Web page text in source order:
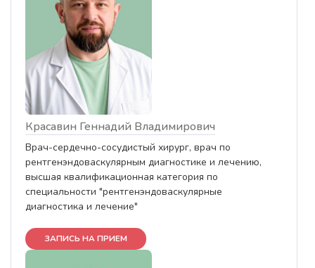
Красавин Геннадий Владимирович
Врач-сердечно-сосудистый хирург, врач по
рентгенэндоваскулярным диагностике и лечению,
высшая квалификационная категория по
специальности "рентгенэндоваскулярные
диагностика и лечение"
ЗАПИСЬ НА ПРИЕМ